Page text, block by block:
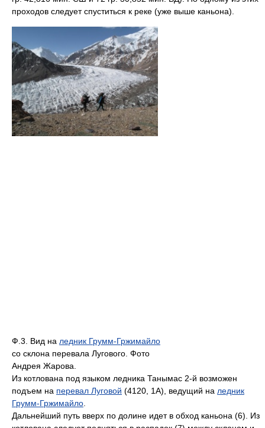
проходов следует спуститься к реке (уже выше каньона).
Ф.3. Вид на ледник Грумм-Гржимайло
со склона перевала Лугового. Фото
Андрея Жарова.
Из котлована под языком ледника Танымас 2-й возможен
подъем на перевал Луговой (4120, 1А), ведущий на ледник
Грумм-Гржимайло.
Дальнейший путь вверх по долине идет в обход каньона (6). Из